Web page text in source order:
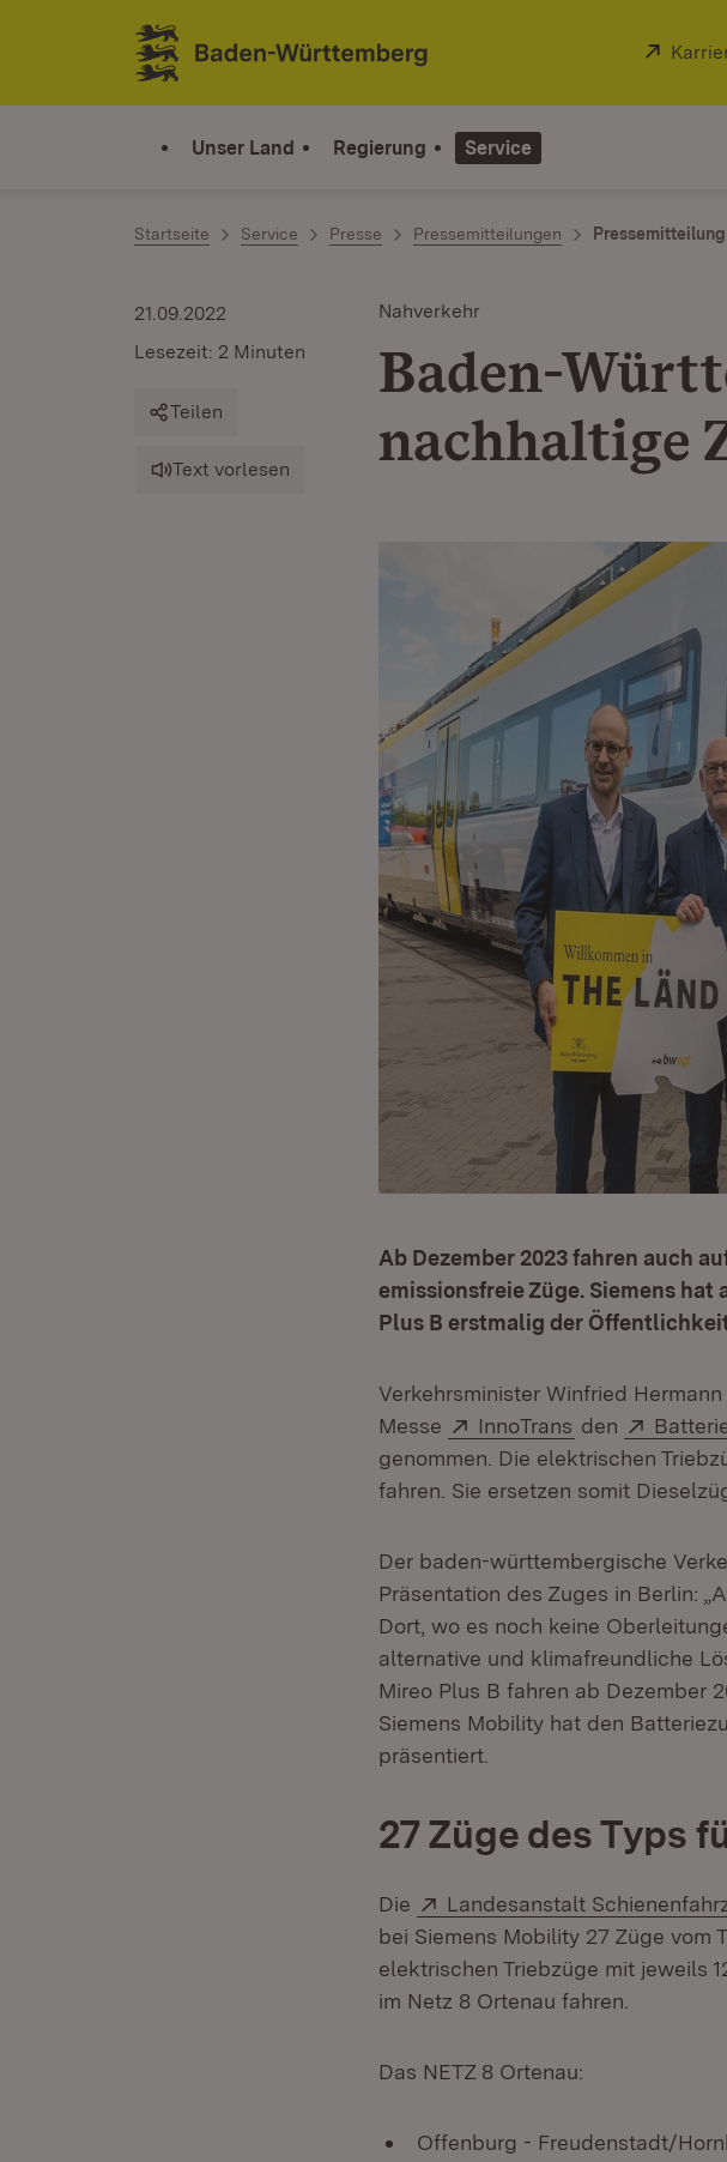
Zum Inhalt springen
Link zur Startseite
Unser Land Regierung Service
Startseite Service Presse Pressemitteilungen Pressemitteilung
Nahverkehr
Baden-
nachhaltige
21.09.2022
Lesezeit: 2 Minuten
Teilen
Text vorlesen
Ab Dezember 2023 fahren auch
emissionsfreie Züge. Siemens
Plus B erstmalig der
Verkehrsminister Winfried
Messe
Extern:
InnoTrans (Öffnet in
den Extern:
genommen. Die elektrischen
fahren. Sie ersetzen somit
Der baden-württembergische
Präsentation des Zuges in Berlin:
Dort, wo es noch keine
alternative und klimafreundliche
Mireo Plus B fahren ab Dezember
Siemens Mobility hat den
präsentiert.
27 Züge des Typs
Die Extern:
Landesanstalt
bei Siemens Mobility 27 Züge vom
elektrischen Triebzüge mit jeweils
im Netz 8 Ortenau fahren.
Das NETZ 8 Ortenau:
Offenburg - Freudenstadt/